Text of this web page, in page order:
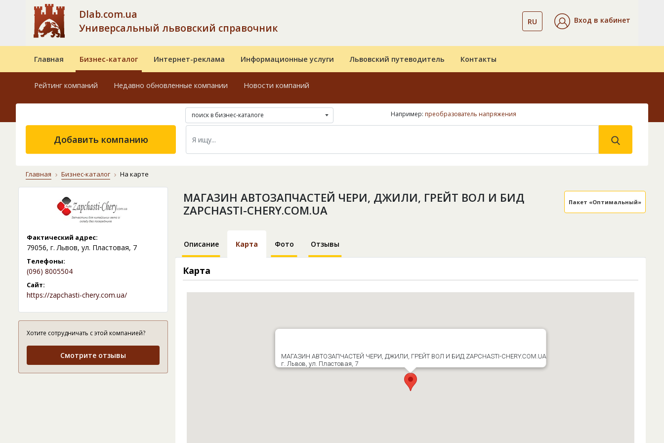
Dlab.com.ua
Универсальный львовский справочник
RU Вход в кабинет
Главная Бизнес-каталог Интернет-реклама Информационные услуги Львовский путеводитель Контакты
Рейтинг компаний Недавно обновленные компании Новости компаний
поиск в бизнес-каталоге Например: преобразователь напряжения
Добавить компанию
Главная Бизнес-каталог На карте
Фактический адрес:
79056, г. Львов, ул. Пластовая, 7
Телефоны:
(096) 8005504
Сайт:
https://zapchasti-chery.com.ua/
Хотите сотрудничать с этой компанией?
Смотрите отзывы
МАГАЗИН АВТОЗАПЧАСТЕЙ ЧЕРИ, ДЖИЛИ, ГРЕЙТ ВОЛ И БИД
ZAPCHASTI-CHERY.COM.UA
Пакет «Оптимальный»
Описание Карта Фото Отзывы
Карта
МАГАЗИН АВТОЗАПЧАСТЕЙ ЧЕРИ, ДЖИЛИ, ГРЕЙТ ВОЛ И БИД ZAPCHASTI-CHERY.COM.UA
г. Львов, ул. Пластовая, 7